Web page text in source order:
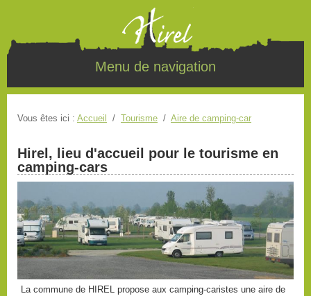
Menu de navigation
Vous êtes ici : Accueil / Tourisme / Aire de camping-car
Hirel, lieu d'accueil pour le tourisme en
camping-cars
La commune de HIREL propose aux camping-caristes une aire de